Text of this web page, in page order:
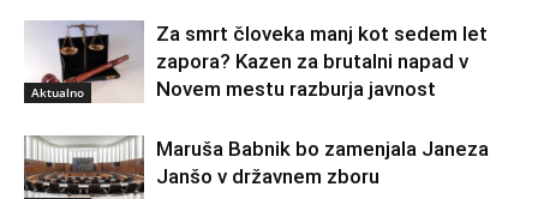
Aktualno
Za smrt človeka manj kot sedem let
zapora? Kazen za brutalni napad v
Novem mestu razburja javnost
Maruša Babnik bo zamenjala Janeza
Janšo v državnem zboru